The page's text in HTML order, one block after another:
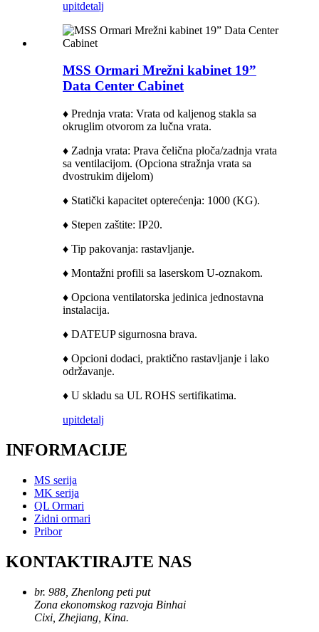
upitdetalj
MSS Ormari Mrežni kabinet 19”
Data Center Cabinet
♦ Prednja vrata: Vrata od kaljenog stakla sa
okruglim otvorom za lučna vrata.
♦ Zadnja vrata: Prava čelična ploča/zadnja vrata
sa ventilacijom. (Opciona stražnja vrata sa
dvostrukim dijelom)
♦ Statički kapacitet opterećenja: 1000 (KG).
♦ Stepen zaštite: IP20.
♦ Tip pakovanja: rastavljanje.
♦ Montažni profili sa laserskom U-oznakom.
♦ Opciona ventilatorska jedinica jednostavna
instalacija.
♦ DATEUP sigurnosna brava.
♦ Opcioni dodaci, praktično rastavljanje i lako
održavanje.
♦ U skladu sa UL ROHS sertifikatima.
upitdetalj
INFORMACIJE
MS serija
MK serija
QL Ormari
Zidni ormari
Pribor
KONTAKTIRAJTE NAS
br. 988, Zhenlong peti put
Zona ekonomskog razvoja Binhai
Cixi, Zhejiang, Kina.